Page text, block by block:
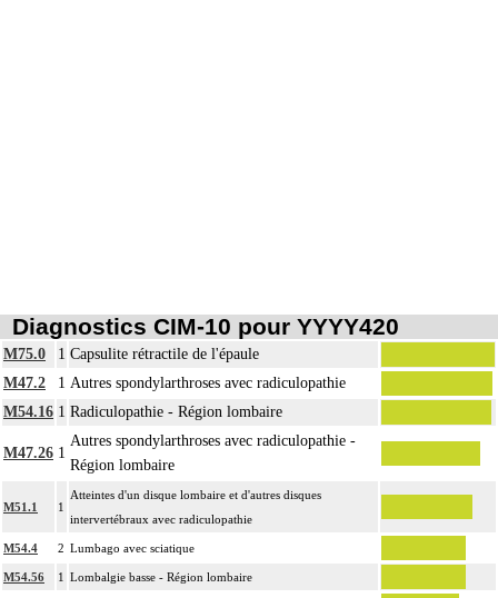
Diagnostics CIM-10 pour YYYY420
M75.0 1 Capsulite rétractile de l'épaule
M47.2
1 Autres spondylarthroses avec radiculopathie
M54.16 1 Radiculopathie - Région lombaire
M47.26 1
Autres spondylarthroses avec radiculopathie -
Région lombaire
M51.1 1
Atteintes d'un disque lombaire et d'autres disques
intervertébraux avec radiculopathie
M54.4 2 Lumbago avec sciatique
M54.56 1 Lombalgie basse - Région lombaire